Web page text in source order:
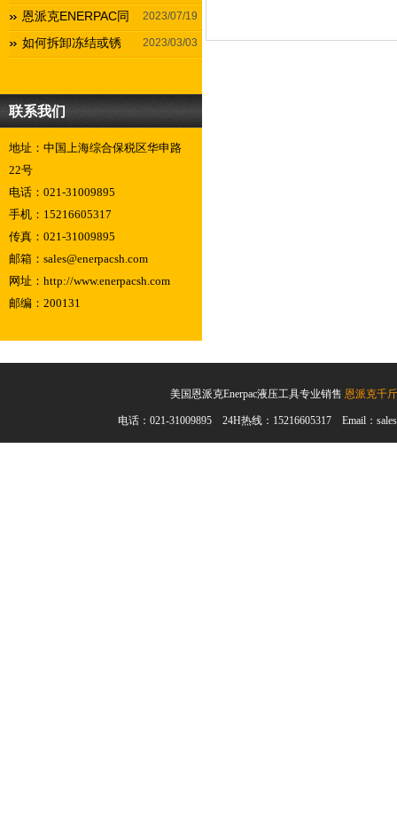
2023/07/19
恩派克ENERPAC同
2023/03/03
如何拆卸冻结或锈
联系我们
地址：中国上海综合保税区华申路
22号
电话：021-31009895
手机：15216605317
传真：021-31009895
邮箱：sales@enerpacsh.com
网址：http://www.enerpacsh.com
邮编：200131
美国恩派克Enerpac液压工具专业销售 恩派克千
电话：021-31009895 24H热线：15216605317 Email：